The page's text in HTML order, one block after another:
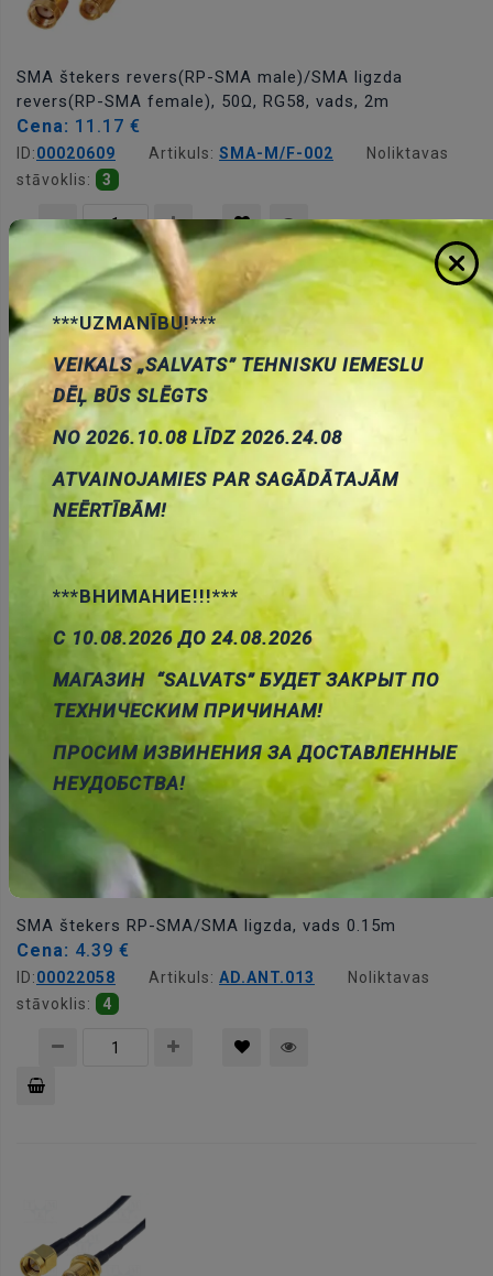
SMA štekers revers(RP-SMA male)/SMA ligzda
revers(RP-SMA female), 50Ω, RG58, vads, 2m
Cena: 11.17 €
ID:00020609 Artikuls: SMA-M/F-002
Noliktavas
stāvoklis:
3
Pievienot
grozam
SMA štekers/SMA ligzda, vads, 50Ω, RG174, 5m
Cena:
Artikuls: SMA-SMF/50/5
stāvoklis: 3
Pievienot
grozam
SMA štekers RP-SMA/SMA ligzda, vads 0.15m
Cena: 4.39 €
ID:00022058 Artikuls: AD.ANT.013
Noliktavas
stāvoklis:
4
***UZMANĪBU!***
VEIKALS „SALVATS” TEHNISKU IEMESLU
DĒĻ BŪS SLĒGTS
NO 2026.10.08 LĪDZ 2026.24.08
ATVAINOJAMIES PAR SAGĀDĀTAJĀM
NEĒRTĪBĀM!
***ВНИМАНИЕ!!!***
С 10.08.2026 ДО 24.08.2026
МАГАЗИН “SALVATS” БУДЕТ ЗАКРЫТ ПО
ТЕХНИЧЕСКИМ ПРИЧИНАМ!
ПРОСИМ ИЗВИНЕНИЯ ЗА ДОСТАВЛЕННЫЕ
НЕУДОБСТВА!